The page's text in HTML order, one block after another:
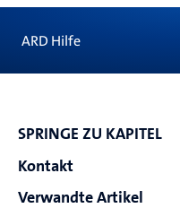
ARD Hilfe
SPRINGE ZU KAPITEL
Kontakt
Verwandte Artikel